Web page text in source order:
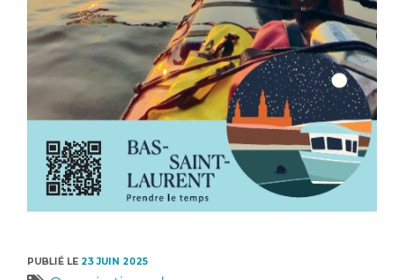
PUBLIÉ LE 23 JUIN 2025